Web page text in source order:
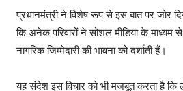
प्रधानमंत्री ने विशेष रूप से इस बात पर जोर
कि अनेक परिवारों ने सोशल मीडिया के माध्यम
नागरिक जिम्मेदारी की भावना को दर्शाती हैं।
यह संदेश इस विचार को भी मजबूत करता है कि